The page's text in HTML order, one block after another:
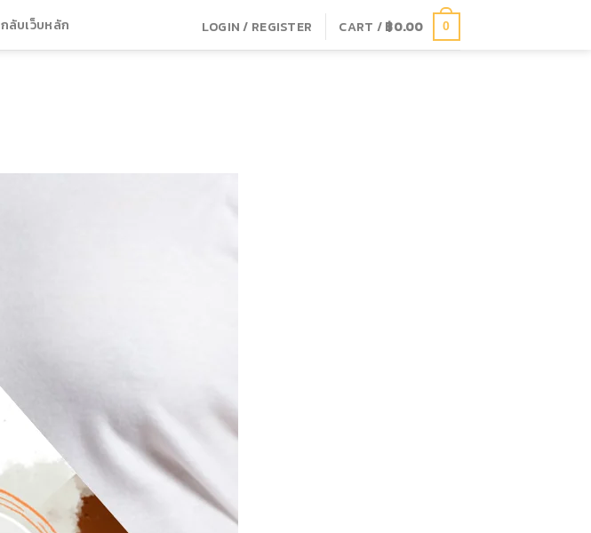
กลับเว็บหลัก LOGIN / REGISTER CART /฿0.00 0